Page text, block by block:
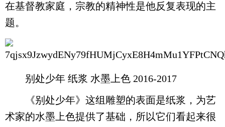
在基督教家庭，宗教的精神性是他反复表现的主
题。
别处少年 纸浆 水墨上色 2016-2017
《别处少年》这组雕塑的表面是纸浆，为艺
术家的水墨上色提供了基础，所以它们看起来很